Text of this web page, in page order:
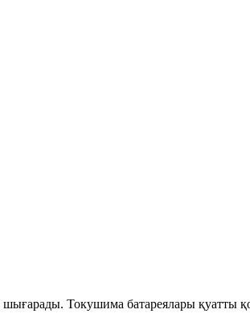
Токушима батареялары қуатты